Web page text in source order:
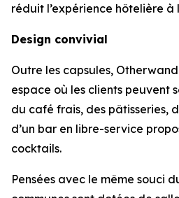
réduit l’expérience hôtelière à
Design convivial
Outre les capsules,
espace où les clients peuvent
du café frais, des pâtisseries,
d’un bar en libre-service
cocktails.
Pensées avec le même souci